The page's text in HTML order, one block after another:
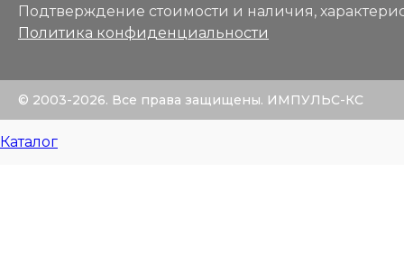
Подтверждение стоимости и наличия,
Политика конфиденциальности
© 2003-2026. Все права защищены. ИМПУЛЬС-КС
Каталог